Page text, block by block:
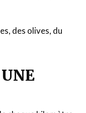
des olives, du